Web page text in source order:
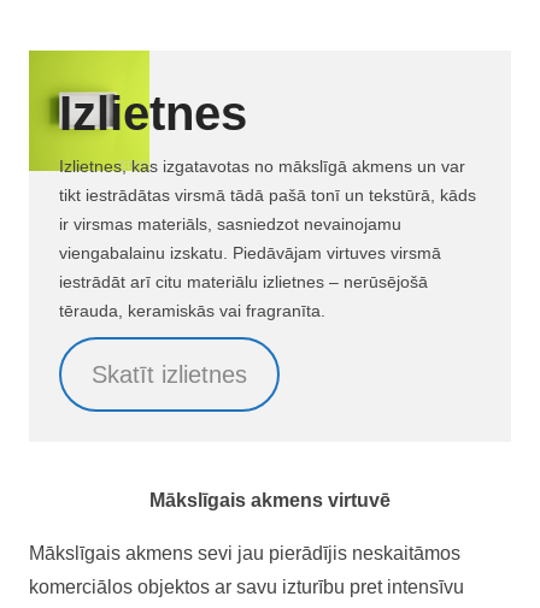
Izlietnes
Izlietnes, kas izgatavotas no mākslīgā akmens un var
tikt iestrādātas virsmā tādā pašā tonī un tekstūrā, kāds
ir virsmas materiāls, sasniedzot nevainojamu
viengabalainu izskatu. Piedāvājam virtuves virsmā
iestrādāt arī citu materiālu izlietnes – nerūsējošā
tērauda, keramiskās vai fragranīta.
Skatīt izlietnes
Mākslīgais akmens virtuvē
Mākslīgais akmens sevi jau pierādījis neskaitāmos
komerciālos objektos ar savu izturību pret intensīvu